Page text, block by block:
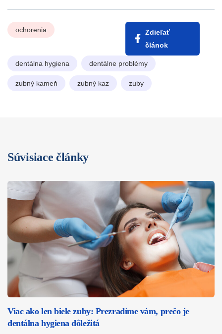
ochorenia
Zdieľať
článok
dentálna hygiena dentálne problémy
zubný kameň zubný kaz zuby
Súvisiace články
Viac ako len biele zuby: Prezradíme vám, prečo je
dentálna hygiena dôležitá